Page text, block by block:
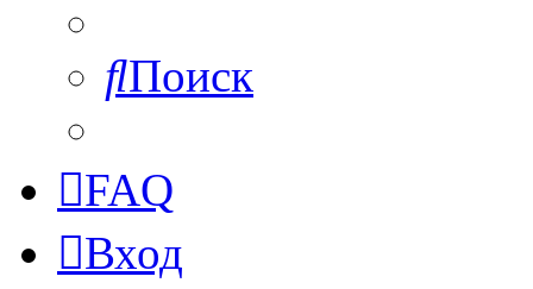
Поиск
FAQ
Вход